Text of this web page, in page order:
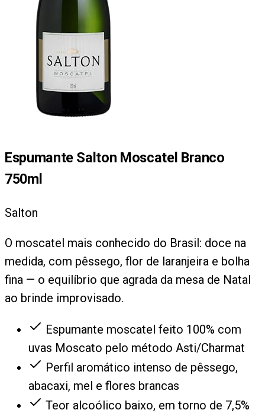
Espumante Salton Moscatel Branco
750ml
Salton
O moscatel mais conhecido do Brasil: doce na
medida, com pêssego, flor de laranjeira e bolha
fina — o equilíbrio que agrada da mesa de Natal
ao brinde improvisado.
Espumante moscatel feito 100% com
uvas Moscato pelo método Asti/Charmat
Perfil aromático intenso de pêssego,
abacaxi, mel e flores brancas
Teor alcoólico baixo, em torno de 7,5%